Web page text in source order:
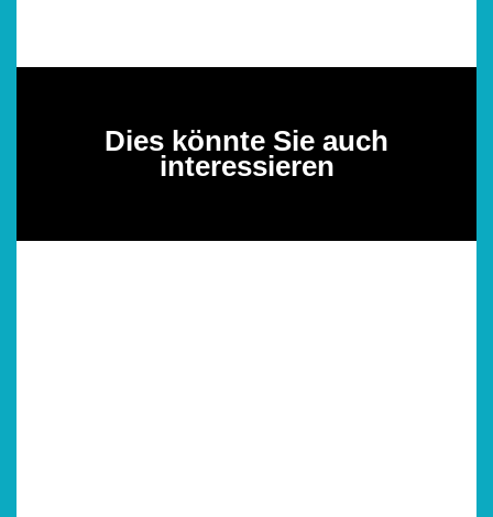
Dies könnte Sie auch
interessieren